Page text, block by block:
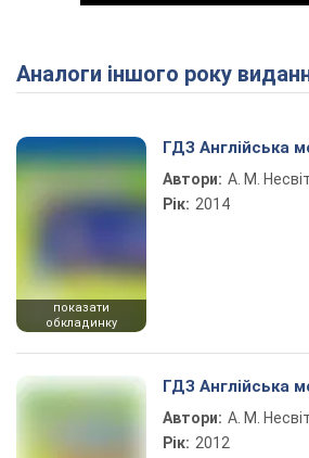
Play
Аналоги іншого року
показати
обкладинку
ГДЗ Англійська
Автори: А. М. Несвіт
Рік: 2014
ГДЗ Англійська
Автори: А. М. Несвіт
Рік: 2012